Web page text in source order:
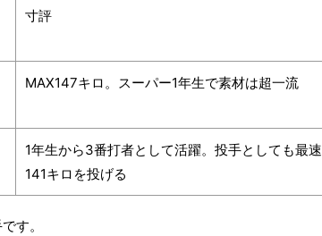
寸評
MAX147キロ。スーパー1年生で素材は超一流
1年生から3番打者として活躍。投手としても最速
141キロを投げる
す。